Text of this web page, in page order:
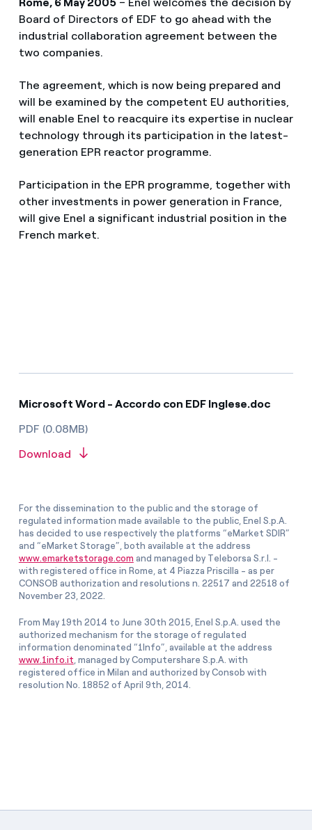
Board of Directors of EDF to go ahead with the
industrial collaboration agreement between the
two companies.
The agreement, which is now being prepared and
will be examined by the competent EU authorities,
will enable Enel to reacquire its expertise in nuclear
technology through its participation in the latest-
generation EPR reactor programme.
Participation in the EPR programme, together with
other investments in power generation in France,
will give Enel a significant industrial position in the
French market.
Microsoft Word - Accordo con EDF Inglese.doc
PDF (0.08MB)
Download
For the dissemination to the public and the storage of
regulated information made available to the public, Enel S.p.A.
has decided to use respectively the platforms “eMarket SDIR”
and “eMarket Storage”, both available at the address
www.emarketstorage.com and managed by Teleborsa S.r.l. -
with registered office in Rome, at 4 Piazza Priscilla - as per
CONSOB authorization and resolutions n. 22517 and 22518 of
November 23, 2022.
From May 19th 2014 to June 30th 2015, Enel S.p.A. used the
authorized mechanism for the storage of regulated
information denominated “1Info”, available at the address
www.1info.it , managed by Computershare S.p.A. with
registered office in Milan and authorized by Consob with
resolution No. 18852 of April 9th, 2014.